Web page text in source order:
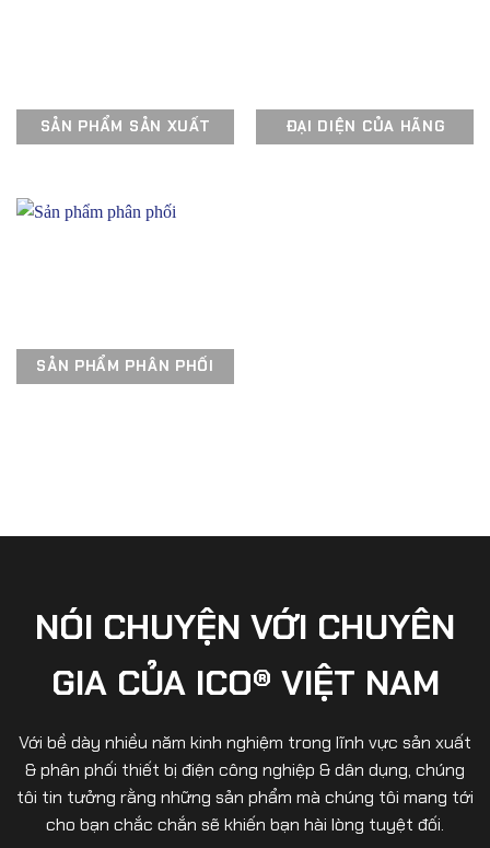
SẢN PHẨM SẢN XUẤT ĐẠI DIỆN CỦA HÃNG
SẢN PHẨM PHÂN PHỐI
NÓI CHUYỆN VỚI CHUYÊN
GIA CỦA ICO® VIỆT NAM
Với bề dày nhiều năm kinh nghiệm trong lĩnh vực sản xuất
& phân phối thiết bị điện công nghiệp & dân dụng, chúng
tôi tin tưởng rằng những sản phẩm mà chúng tôi mang tới
cho bạn chắc chắn sẽ khiến bạn hài lòng tuyệt đối.